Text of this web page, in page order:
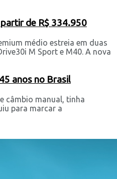
de R$ 334.950
médio estreia em duas
M Sport e M40. A nova
anos no Brasil
câmbio manual, tinha
para marcar a